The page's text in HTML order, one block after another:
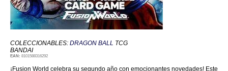
COLECCIONABLES: DRAGON BALL TCG
BANDAI
EAN: 8101588316292
¡Fusion World celebra su segundo año con emocionantes novedades! Este